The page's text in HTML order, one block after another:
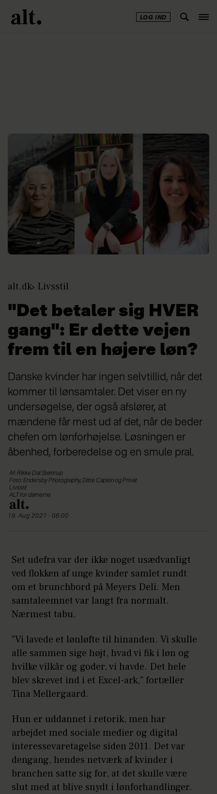
LOG IND
alt.dk Livsstil
"Det betaler sig HVER
gang": Er dette vejen
frem til en højere løn?
Danske kvinder har ingen selvtillid, når det
kommer til lønsamtaler. Det viser en ny
undersøgelse, der også afslører, at
mændene får mest ud af det, når de beder
chefen om lønforhøjelse. Løsningen er
åbenhed, forberedelse og en smule pral.
Af: Rikke Dal Støttrup
Foto: Endersby Photography, Ditte Capion og Privat
Livsstil
ALT for damerne
19. Aug 2021 - 06:00
Set udefra var der ikke noget usædvanligt
ved flokken af unge kvinder samlet rundt
om et brunchbord på Meyers Deli. Men
samtaleemnet var langt fra normalt.
Nærmest tabu.
"Vi lavede et lønløfte til hinanden. Vi skulle
alle sammen sige højt, hvad vi fik i løn og
hvilke vilkår og goder, vi havde. Det hele
blev skrevet ind i et Excel-ark," fortæller
Tina Mellergaard.
Hun er uddannet i retorik, men har
arbejdet med sociale medier og digital
interessevaretagelse siden 2011. Det var
dengang, hendes netværk af kvinder i
branchen satte sig for, at det skulle være
slut med at blive snydt i lønforhandlinger.